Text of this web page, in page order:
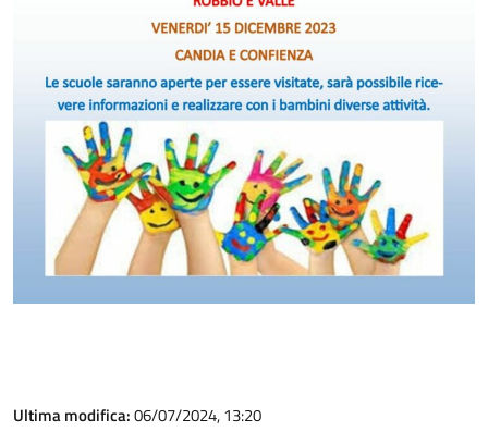
Ultima modifica:06/07/2024, 13:20